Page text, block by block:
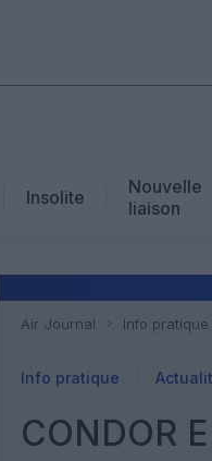
Insolite
Nouvelle
liaison
Air Journal Info pratique
Info pratique
CONDOR